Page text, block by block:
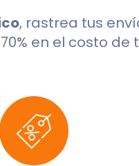
, rastrea tus
en el costo de